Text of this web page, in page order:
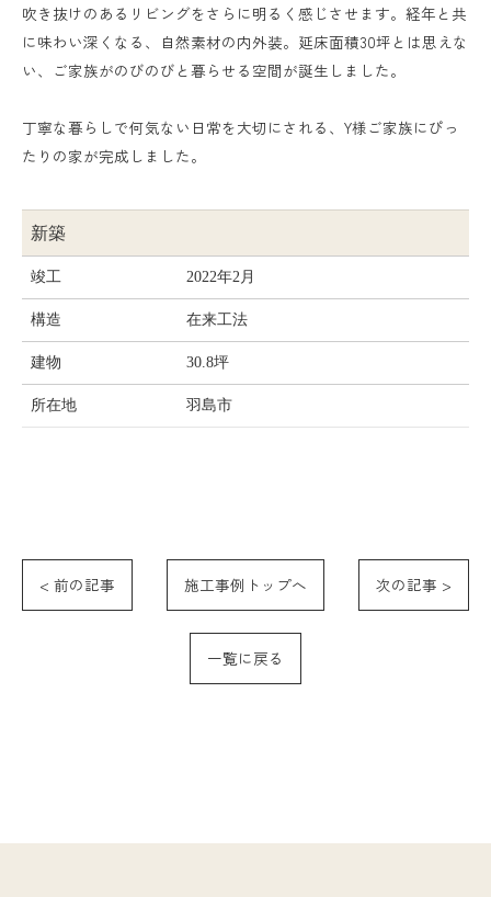
吹き抜けのあるリビングをさらに明るく感じさせます。経年と共
に味わい深くなる、自然素材の内外装。延床面積30坪とは思えな
い、ご家族がのびのびと暮らせる空間が誕生しました。
丁寧な暮らしで何気ない日常を大切にされる、Y様ご家族にぴっ
たりの家が完成しました。
新築
竣工 2022年2月
構造 在来工法
建物 30.8坪
所在地 羽島市
< 前の記事 施工事例トップへ 次の記事 >
一覧に戻る